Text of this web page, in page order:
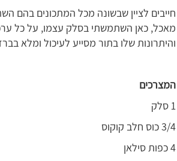
חייבים לציין שבשונה מכל המתכונים בהם
מאכל, כאן השתמשתי בסלק עצמו, על כל
והיתרונות שלו בתור מסייע לעיכול ומלא
המצרכים
1 סלק
3/4 כוס חלב קוקוס
4 כפות סילאן